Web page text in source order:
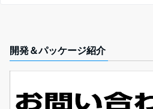
開発＆パッケージ紹介